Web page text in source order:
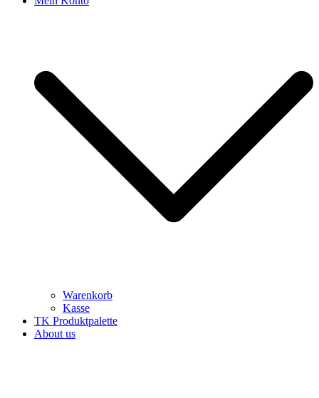
Warenkorb
Kasse
TK Produktpalette
About us